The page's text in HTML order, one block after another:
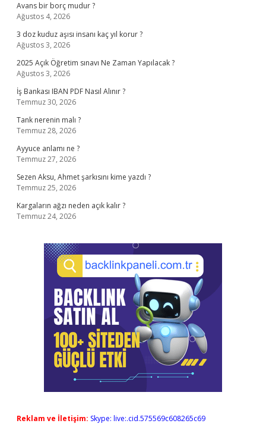
Avans bir borç mudur ?
Ağustos 4, 2026
3 doz kuduz aşısı insanı kaç yıl korur ?
Ağustos 3, 2026
2025 Açık Öğretim sınavı Ne Zaman Yapılacak ?
Ağustos 3, 2026
İş Bankası IBAN PDF Nasıl Alınır ?
Temmuz 30, 2026
Tank nerenin malı ?
Temmuz 28, 2026
Ayyuce anlamı ne ?
Temmuz 27, 2026
Sezen Aksu, Ahmet şarkısını kime yazdı ?
Temmuz 25, 2026
Kargaların ağzı neden açık kalır ?
Temmuz 24, 2026
Reklam ve İletişim: Skype: live:.cid.575569c608265c69